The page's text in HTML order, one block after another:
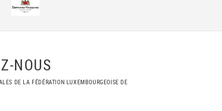
NOUS
DE LA FÉDÉRATION LUXEMBOURGEOISE DE